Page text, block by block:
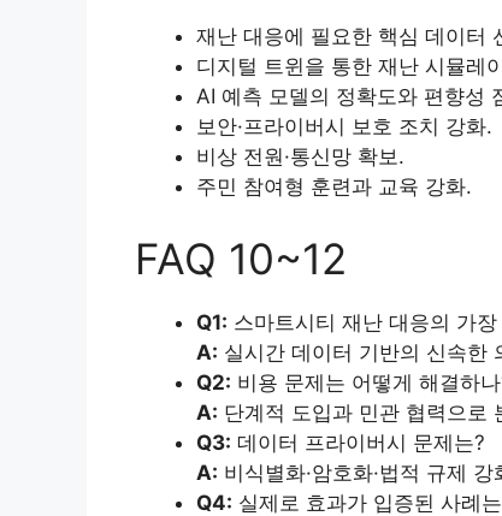
재난 대응에 필요한 핵심 데이터
디지털 트윈을 통한 재난 시뮬레
AI 예측 모델의 정확도와 편향성
보안·프라이버시 보호 조치 강화.
비상 전원·통신망 확보.
주민 참여형 훈련과 교육 강화.
FAQ 10~12
Q1: 스마트시티 재난 대응의 가
A: 실시간 데이터 기반의 신속한
Q2: 비용 문제는 어떻게 해결하
A: 단계적 도입과 민관 협력으로
Q3: 데이터 프라이버시 문제는?
A: 비식별화·암호화·법적 규제
Q4: 실제로 효과가 입증된 사례